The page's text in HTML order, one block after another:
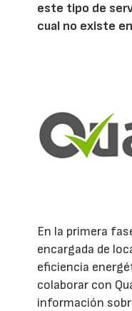
este tipo de
cual no existe
En la primera
encargada de
eficiencia
colaborar con
información